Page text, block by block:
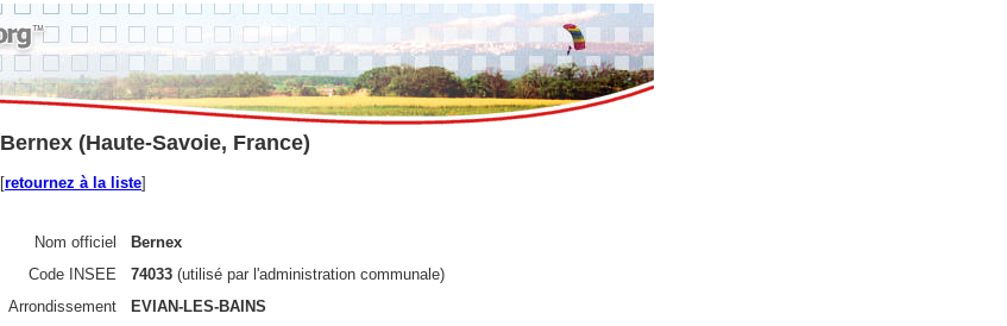
Bernex (Haute-Savoie, France)
[retournez à la liste]
Nom officiel
Bernex
Code INSEE
74033 (utilisé par l'administration communale)
Arrondissement
EVIAN-LES-BAINS